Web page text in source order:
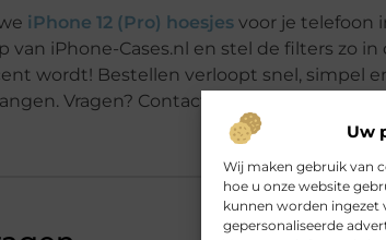
Uw
Wij maken gebruik van
hoe u onze website
kunnen worden ingezet
gepersonaliseerde
iPhone 12 (Pro) hoesjes voor je telefoon
van iPhone-Cases.nl en stel de filters zo
wordt! Bestellen verloopt snel, simpel
Vragen? Contactgegevens kan je